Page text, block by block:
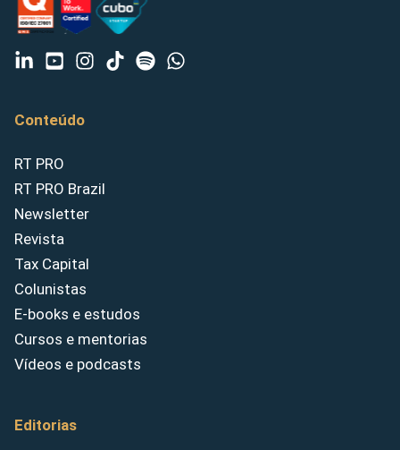
Conteúdo
RT PRO
RT PRO Brazil
Newsletter
Revista
Tax Capital
Colunistas
E-books e estudos
Cursos e mentorias
Vídeos e podcasts
Editorias